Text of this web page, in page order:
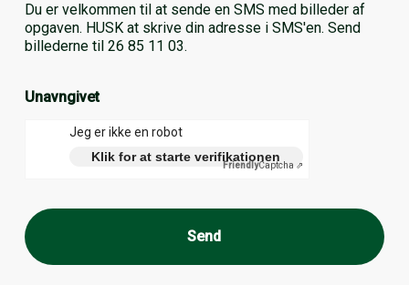
Du er velkommen til at sende en SMS med billeder af
opgaven. HUSK at skrive din adresse i SMS'en. Send
billederne til 26 85 11 03.
Unavngivet
Jeg er ikke en robot
Klik for at starte verifikationen
FriendlyCaptcha ⇗